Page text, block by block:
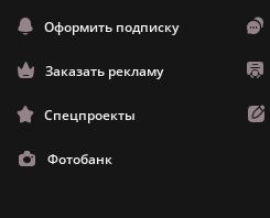
Оформить подписку
Заказать рекламу
Спецпроекты
Фотобанк